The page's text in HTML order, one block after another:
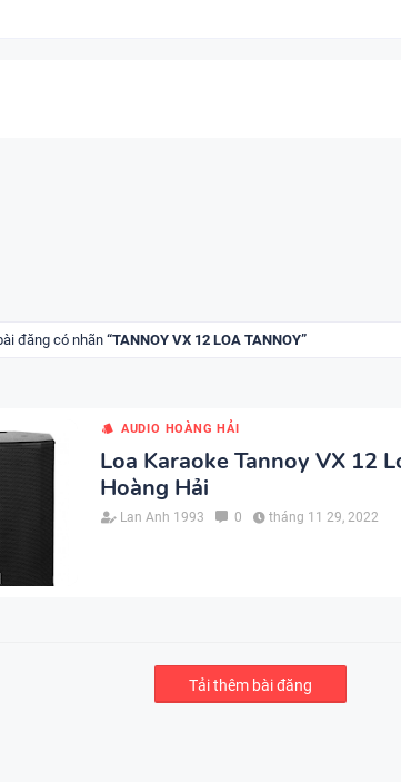
đăng có nhãn TANNOY VX 12 LOA TANNOY
AUDIO HOÀNG HẢI
Loa Karaoke Tannoy VX 12
Hoàng Hải
Lan Anh 1993 0 tháng 11 29, 2022
Tải thêm bài đăng